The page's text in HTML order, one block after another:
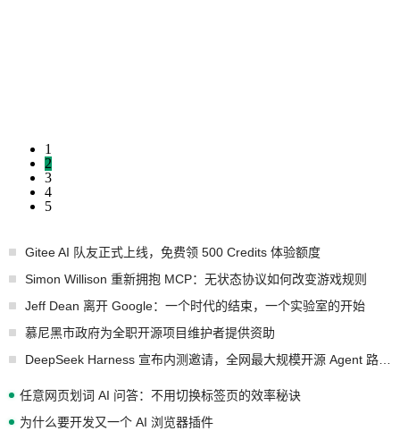
1
2
3
4
5
Gitee AI 队友正式上线，免费领 500 Credits 体验额度
Simon Willison 重新拥抱 MCP：无状态协议如何改变游戏规则
Jeff Dean 离开 Google：一个时代的结束，一个实验室的开始
慕尼黑市政府为全职开源项目维护者提供资助
任意网页划词 AI 问答：不用切换标签页的效率秘诀
为什么要开发又一个 AI 浏览器插件